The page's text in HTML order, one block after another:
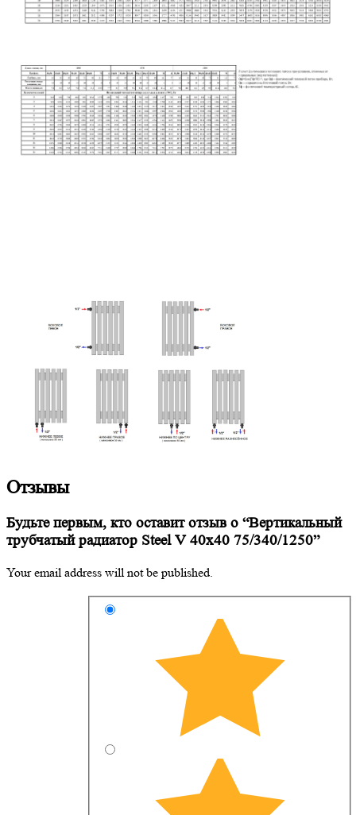
Отзывы
Будьте первым, кто оставит отзыв о “Вертикальный
трубчатый радиатор Steel V 40х40 75/340/1250”
Your email address will not be published.